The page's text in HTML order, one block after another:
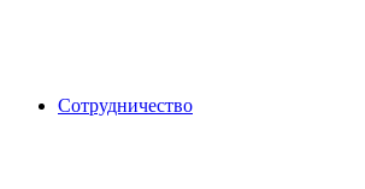
Сотрудничество